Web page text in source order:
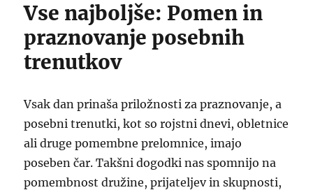
Vse najboljše: Pomen in
praznovanje posebnih
trenutkov
Vsak dan prinaša priložnosti za praznovanje, a
posebni trenutki, kot so rojstni dnevi, obletnice
ali druge pomembne prelomnice, imajo
poseben čar. Takšni dogodki nas spomnijo na
pomembnost družine, prijateljev in skupnosti,